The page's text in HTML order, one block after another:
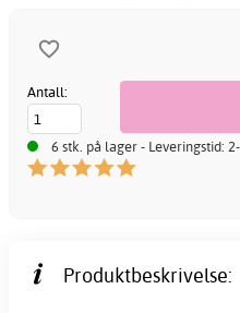
Antall:
6 stk. på lager - Leveringstid:
Produktbeskrivelse: